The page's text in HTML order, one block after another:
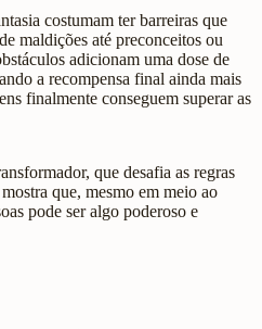
costumam ter barreiras que
maldições até preconceitos ou
adicionam uma dose de
a recompensa final ainda mais
finalmente conseguem superar as
que desafia as regras
que, mesmo em meio ao
pode ser algo poderoso e